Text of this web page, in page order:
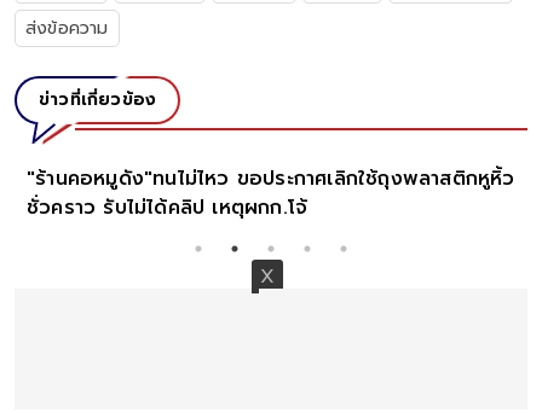
ส่งข้อความ
ข่าวที่เกี่ยวข้อง